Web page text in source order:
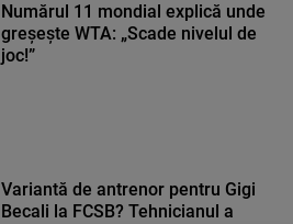
Numărul 11 mondial explică unde
greșește WTA: „Scade nivelul de
joc!”
Variantă de antrenor pentru Gigi
Becali la FCSB? Tehnicianul a